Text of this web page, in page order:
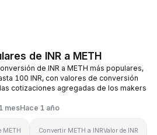
de INR a METH
de INR a METH más populares,
100 INR, con valores de conversión
cotizaciones agregadas de los makers
mesHace 1 año
METH Convertir METH a INRValor de INR